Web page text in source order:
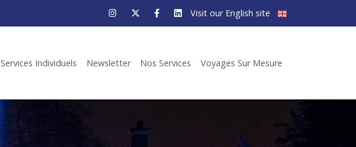
Visit our English site
Services Individuels Newsletter Nos Services Voyages Sur Mesure